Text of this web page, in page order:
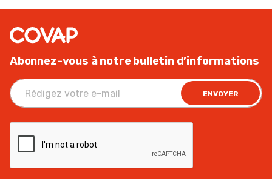
Abonnez-vous à notre bulletin d’informations
ENVOYER